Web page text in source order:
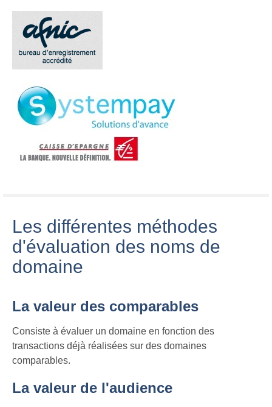
Les différentes méthodes
d'évaluation des noms de
domaine
La valeur des comparables
Consiste à évaluer un domaine en fonction des
transactions déjà réalisées sur des domaines
comparables.
La valeur de l'audience